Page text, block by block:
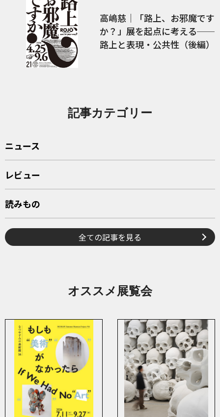
高嶋慈｜「路上、お邪魔です
か？」展を起点に考える──
路上と表現・公共性（後編）
記事カテゴリー
ニュース
レビュー
読みもの
全ての記事を見る
オススメ展覧会